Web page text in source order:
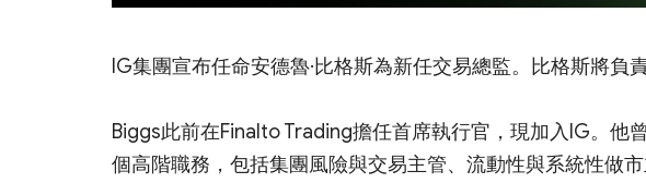
IG集團宣布任命安德魯·比格斯為新任交易總監。比格斯將負
Biggs此前在Finalto Trading擔任首席執行官，現加入IG。他
個高階職務，包括集團風險與交易主管、流動性與系統性做